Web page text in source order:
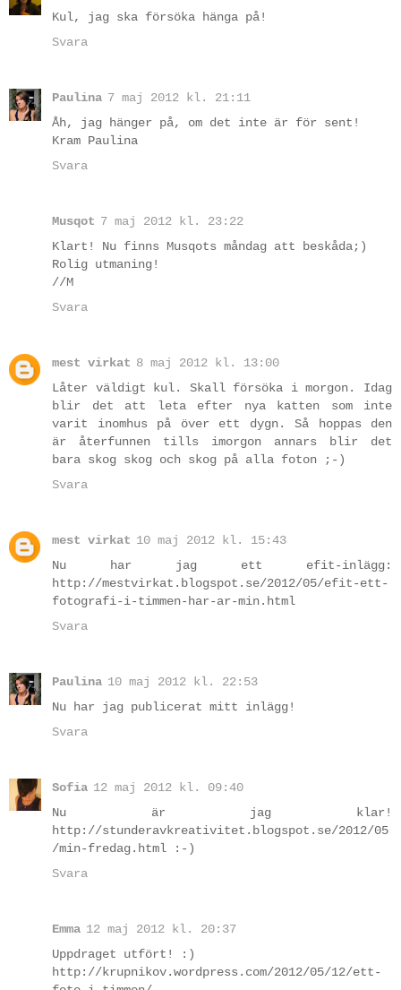
Kul, jag ska försöka hänga på!
Svara
Paulina 7 maj 2012 kl. 21:11
Åh, jag hänger på, om det inte är för sent!
Kram Paulina
Svara
Musqot 7 maj 2012 kl. 23:22
Klart! Nu finns Musqots måndag att beskåda;)
Rolig utmaning!
//M
Svara
mest virkat 8 maj 2012 kl. 13:00
Låter väldigt kul. Skall försöka i morgon. Idag
blir det att leta efter nya katten som inte
varit inomhus på över ett dygn. Så hoppas den
är återfunnen tills imorgon annars blir det
bara skog skog och skog på alla foton ;-)
Svara
mest virkat 10 maj 2012 kl. 15:43
Nu har jag ett efit-inlägg:
http://mestvirkat.blogspot.se/2012/05/efit-ett-
fotografi-i-timmen-har-ar-min.html
Svara
Paulina 10 maj 2012 kl. 22:53
Nu har jag publicerat mitt inlägg!
Svara
Sofia 12 maj 2012 kl. 09:40
Nu är jag klar!
http://stunderavkreativitet.blogspot.se/2012/05
/min-fredag.html :-)
Svara
Emma 12 maj 2012 kl. 20:37
Uppdraget utfört! :)
http://krupnikov.wordpress.com/2012/05/12/ett-